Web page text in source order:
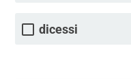
dicessi